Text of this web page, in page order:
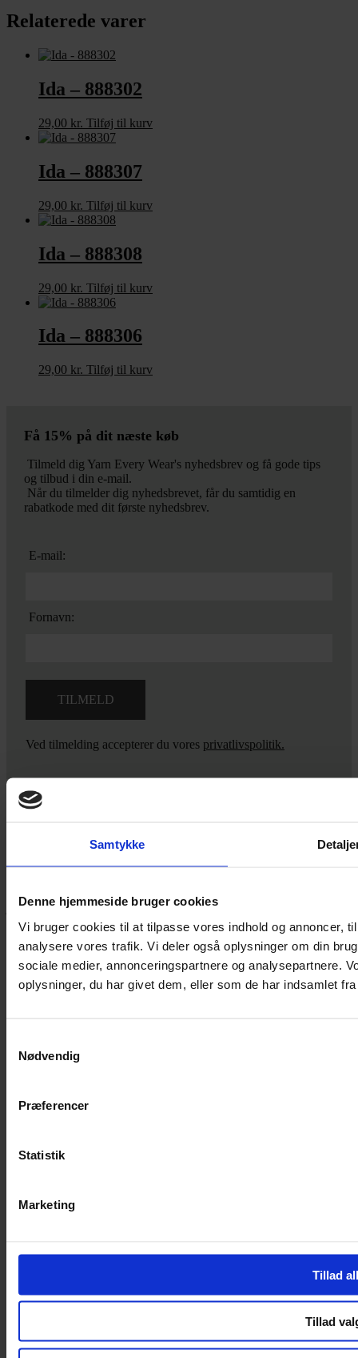
Samtykke
Denne hjemmeside bruger cookies
Vi bruger cookies til at tilpasse vores indhold og annoncer,
analysere vores trafik. Vi deler også oplysninger om din
sociale medier, annonceringspartnere og analysepartnere.
oplysninger, du har givet dem, eller som de har indsamlet
Nødvendig
Præferencer
Statistik
Marketing
Tillad
Tillad
Relaterede varer
Ida – 888302
29,00 kr. Tilføj til kurv
Ida – 888307
29,00 kr. Tilføj til kurv
Ida – 888308
29,00 kr. Tilføj til kurv
Ida – 888306
29,00 kr. Tilføj til kurv
Få 15% på dit næste køb
Tilmeld dig Yarn Every Wear's nyhedsbrev og få gode tips
og tilbud i din e-mail.
Når du tilmelder dig nyhedsbrevet, får du samtidig en
rabatkode med dit første nyhedsbrev.
E-mail:
Fornavn:
Ved tilmelding accepterer du vores privatlivspolitik.
jeg dig på vej.
Vestergade 12 6270, Tønder
60 51 96 50
post@yarneverywear.dk
CVR 43041649
Cookiepolitik
Cookiepolitik
Copyright © 2022.Design & hosting by Webhuset Ballum ApS